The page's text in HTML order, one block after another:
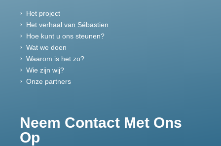
Het project
Het verhaal van Sébastien
Hoe kunt u ons steunen?
Wat we doen
Waarom is het zo?
Wie zijn wij?
Onze partners
Neem Contact Met Ons
Op